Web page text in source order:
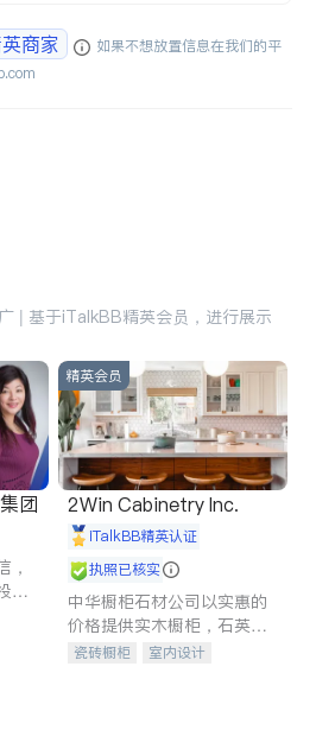
商家
如果不想放置信息在我们的平
| 基于iTalkBB精英会员，进行展示
团
，
资
精英会员
2Win Cabinetry Inc.
iTalkBB精英认证
执照已核实
中华橱柜石材公司以实惠的
价格提供实木橱柜，石英石
台面，多种优质不锈钢水
瓷砖橱柜
室内设计